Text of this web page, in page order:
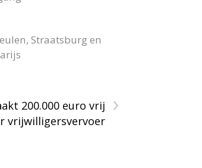
Straatsburg en
›
200.000 euro vrij
vrijwilligersvervoer